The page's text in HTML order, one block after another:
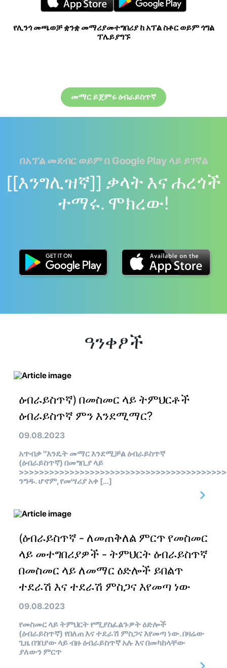
የሊንጎ መጫወቻ ቋንቋ መማሪያመተግበሪያ ከ አፕል ስቶር ወይም ጎግል
ፕሌይያግኙ
መማር ይጀምሩ ዕብራይስጥኛ
በአፕል መደብር ወይም በ Google Play ላይ ይገኛል
[[እንግሊዝኛ]] ቃላት እና ሐረጎች
ተማሩ. ሞክረው!
ዓንቀፆች
ዕብራይስጥኛ) በመስመር ላይ ትምህርቶች
ዕብራይስጥኛ ምን እንደሚማር?
09.08.2023
አጥብቃ "እንዴት መማር እንደሚቻል ዕብራይስጥኛ
(ዕብራይስጥኛ) በመግቢያ ላይ
ንግዱ. ሆኖም, የመሣሪያ አቀ […]
(ዕብራይስጥኛ - ለመጠቅለል ምርጥ የመስመር
ላይ መተግበሪያዎች - ትምህርት ዕብራይስጥኛ
በመስመር ላይ ለመማር ዕድሎች ይበልጥ
ተደራሽ እና ተደራሽ ምስጋና እየመጣ ነው
09.08.2023
የመስመር ላይ ትምህርት የሚያስፈልጉዎት ዕድሎች
(ዕብራይስጥኛ) የበለጠ እና ተደራሽ ምስጋና እየመጣ ነው. በዛሬው
ጊዜ በገበያው ላይ ብዙ ዕብራይስጥኛ አሉ እና በመካከላቸው
ያለውን ምርጥ